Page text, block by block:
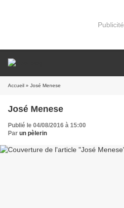
Publicité
Accueil » José Menese
José Menese
Publié le 04/08/2016 à 15:00
Par un pèlerin